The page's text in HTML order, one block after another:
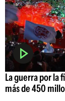
La guerra por la
más de 450